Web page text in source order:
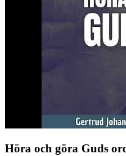
Höra och göra Guds